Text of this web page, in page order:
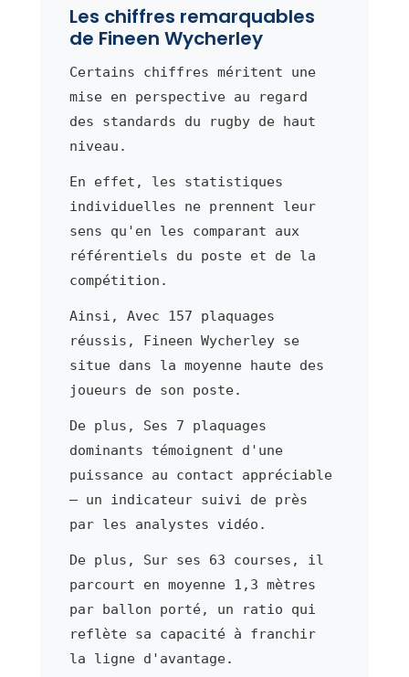
Les chiffres remarquables
de Fineen Wycherley
Certains chiffres méritent une
mise en perspective au regard
des standards du rugby de haut
niveau.
En effet, les statistiques
individuelles ne prennent leur
sens qu'en les comparant aux
référentiels du poste et de la
compétition.
Ainsi, Avec 157 plaquages
réussis, Fineen Wycherley se
situe dans la moyenne haute des
joueurs de son poste.
De plus, Ses 7 plaquages
dominants témoignent d'une
puissance au contact appréciable
— un indicateur suivi de près
par les analystes vidéo.
De plus, Sur ses 63 courses, il
parcourt en moyenne 1,3 mètres
par ballon porté, un ratio qui
reflète sa capacité à franchir
la ligne d'avantage.